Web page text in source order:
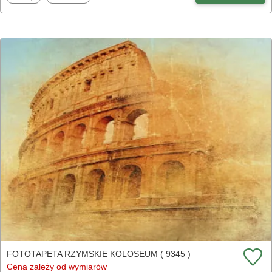
FOTOTAPETA RZYMSKIE KOLOSEUM ( 9345 )
Cena zależy od wymiarów